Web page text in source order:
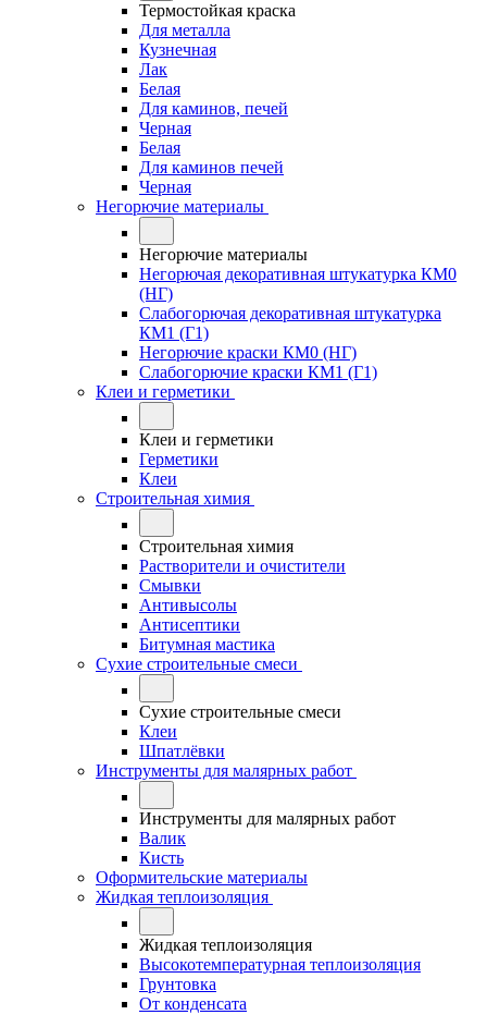
Термостойкая краска
Для металла
Кузнечная
Лак
Белая
Для каминов, печей
Черная
Белая
Для каминов печей
Черная
Негорючие материалы
Негорючие материалы
Негорючая декоративная штукатурка КМ0
(НГ)
Слабогорючая декоративная штукатурка
КМ1 (Г1)
Негорючие краски КМ0 (НГ)
Слабогорючие краски КМ1 (Г1)
Клеи и герметики
Клеи и герметики
Герметики
Клеи
Строительная химия
Строительная химия
Растворители и очистители
Смывки
Антивысолы
Антисептики
Битумная мастика
Сухие строительные смеси
Сухие строительные смеси
Клеи
Шпатлёвки
Инструменты для малярных работ
Инструменты для малярных работ
Валик
Кисть
Оформительские материалы
Жидкая теплоизоляция
Жидкая теплоизоляция
Высокотемпературная теплоизоляция
Грунтовка
От конденсата